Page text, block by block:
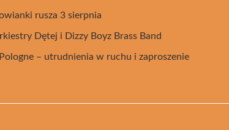
rusza 3 sierpnia
Dętej i Dizzy Boyz Brass Band
– utrudnienia w ruchu i zaproszenie